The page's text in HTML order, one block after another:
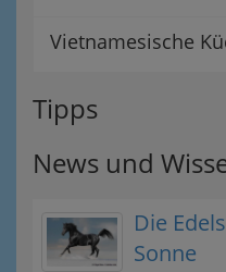
Vietnamesische
Tipps
News und
Die
Sonne